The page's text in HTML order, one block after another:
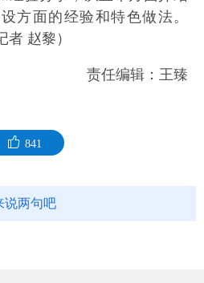
方面的经验和特色做法。
者 赵黎）
责任编辑：王臻
841
说两句吧